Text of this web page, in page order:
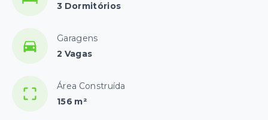
3 Dormitórios
Garagens
2 Vagas
Área Construída
156 m²